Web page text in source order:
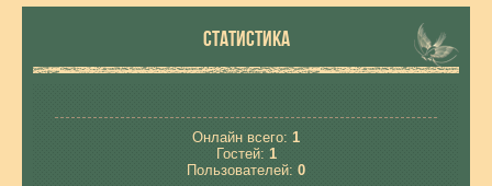
СТАТИСТИКА
Онлайн всего: 1
Гостей: 1
Пользователей: 0